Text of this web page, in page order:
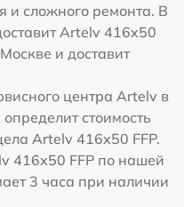
и сложного ремонта. В
Artelv 416x50
и доставит
центра Artelv в
стоимость
Artelv 416x50 FFP.
416x50 FFP по нашей
3 часа при наличии